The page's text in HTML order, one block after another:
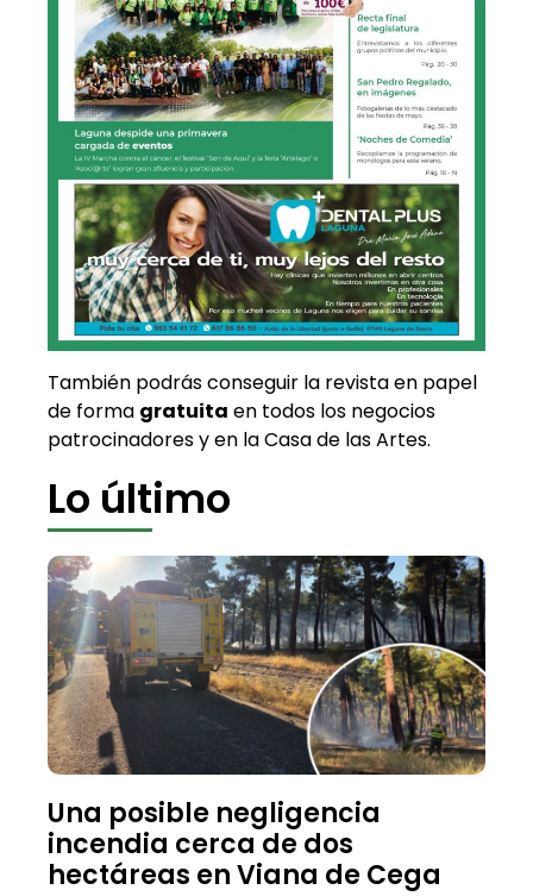
También podrás conseguir la revista en papel
de forma gratuita en todos los negocios
patrocinadores y en la Casa de las Artes.
Lo último
Una posible negligencia
incendia cerca de dos
hectáreas en Viana de Cega